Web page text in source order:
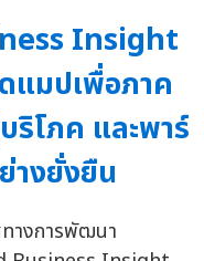
Insight
แมปเพื่อภาค
ริโภค และพาร์
างยั่งยืน
ทางการพัฒนา